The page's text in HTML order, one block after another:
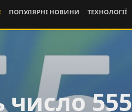
ПОПУЛЯРНІ НОВИНИ ТЕХНОЛОГІЇ
число 555